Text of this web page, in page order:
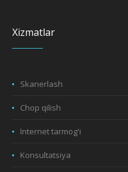
Xizmatlar
Skanerlash
Chop qilish
Internet tarmog'i
Konsultatsiya